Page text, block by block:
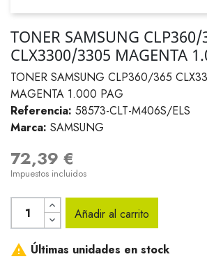
TONER SAMSUNG CLP360/
CLX3300/3305 MAGENTA
TONER SAMSUNG CLP360/365
MAGENTA 1.000 PAG
Referencia: 58573-CLT-M406S/ELS
Marca: SAMSUNG
72,39 €
Impuestos incluidos
Añadir al carrito
 Últimas unidades en stock